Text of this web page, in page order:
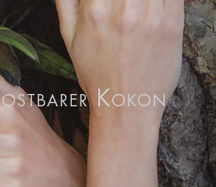
Kokon